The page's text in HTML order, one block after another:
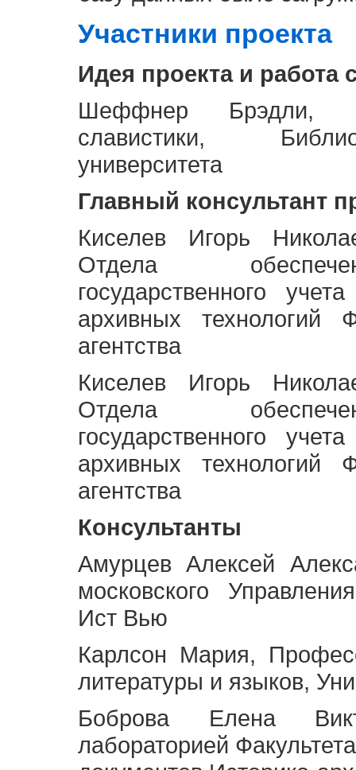
Участники проекта
Идея проекта и работа
Шеффнер Брэдли,
славистики,
университета
Главный консультант
Киселев Игорь
Отдела
государственного
архивных технологий
агентства
Киселев Игорь
Отдела
государственного
архивных технологий
агентства
Консультанты
Амурцев Алексей
московского
Ист Вью
Карлсон Мария,
литературы и языков,
Боброва Елена
лабораторией